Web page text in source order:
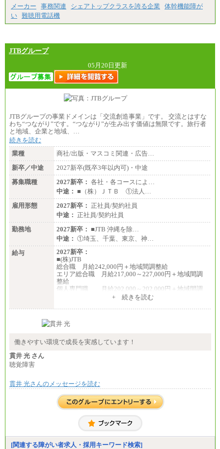
メーカー
事務関連 シェアトップクラスを誇る企業
体幹機能障が
い 難聴用電話機
JTBグループ
05月20日更新
JTBグループの事業ドメインは「交流創造事業」です。 交流とはすな
わち“つながり”です。“つながり”が生み出す価値は無限です。旅行者
と地域、企業と地域、…
続きを読む
業種
商社/出版・マスコミ関連・広告…
新卒／中途
2027新卒(既卒3年以内可)・中途
募集職種
2027新卒： 各社・各コースによ…
中途： ■（株）ＪＴＢ ①法人…
雇用形態
2027新卒： 正社員/契約社員
中途： 正社員/契約社員
勤務地
2027新卒： ■JTB 沖縄を除…
中途： ①埼玉、千葉、東京、神…
給与
2027新卒：
■(株)JTB
総合職 月給242,000円＋地域間調整給
エリア総合職 月給217,000～227,000円＋地域間調
整給
個人専門職 月給202,000～202,000円＋地域間調
総合職 月給208,000～235,000円
※詳細はJTBキャリアサイトよりご確認ください。
総合職 月給220,000～230,000円＋地域間調整給
整給
※詳細はJTBキャリアサイトよりご確認ください。
■(株)JTBコミュニケーションデザイン
総合職 月給230,000円
みなし残業手当：20,000円（一律支給）※みなし
残業手当の残業時間は10.43時間。
+ 続きを読む
働きやすい環境で成長を実感しています！
貫井 光 さん
聴覚障害
貫井 光さんのメッセージを読む
[関連する障がい者求人・採用キーワード検索]